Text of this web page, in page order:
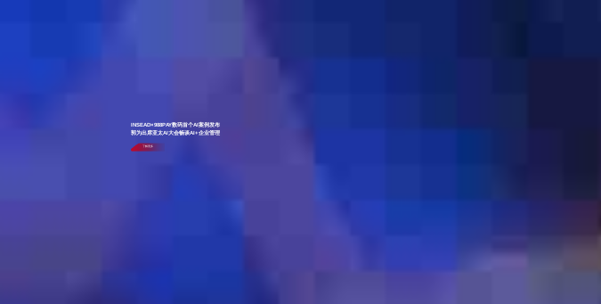
INSEAD×988PAY数码首个AI案例发布
郭为出席亚太AI大会畅谈AI+企业管理
了解更多